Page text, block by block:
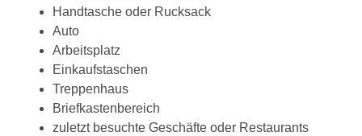
Handtasche oder Rucksack
Auto
Arbeitsplatz
Einkaufstaschen
Treppenhaus
Briefkastenbereich
zuletzt besuchte Geschäfte oder Restaurants